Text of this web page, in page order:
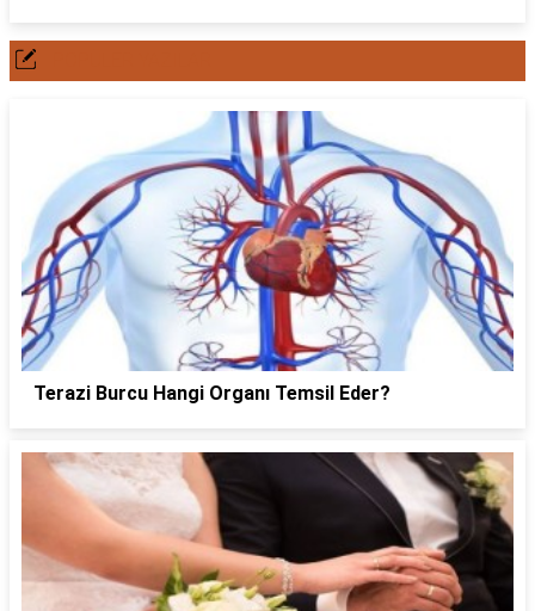
Terazi Burcu Hangi Organı Temsil Eder?